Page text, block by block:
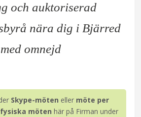
och auktoriserad
nära dig i Bjärred
med omnejd
Skype-möten eller möte per
fysiska möten här på Firman under